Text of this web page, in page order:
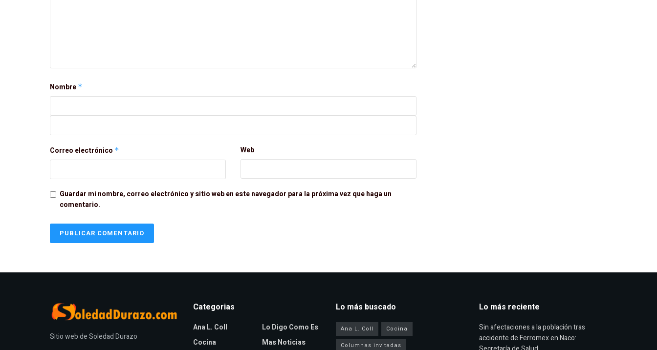
Nombre *
Correo electrónico * Web
Guardar mi nombre, correo electrónico y sitio web en este navegador para la próxima vez que haga un
comentario.
Sitio web de Soledad Durazo
Categorias
Ana L. Coll
Cocina
Lo Digo Como Es
Mas Noticias
Lo más buscado
Ana L. Coll
Cocina
Columnas invitadas
Lo más reciente
Sin afectaciones a la población tras
accidente de Ferromex en Naco: